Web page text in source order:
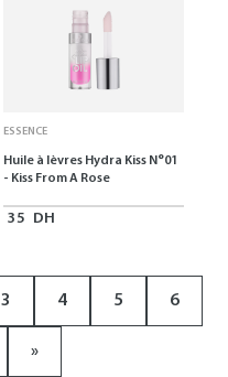
ESSENCE
Huile à lèvres Hydra Kiss N°01
- Kiss From A Rose
35 DH
3 4 5 6
»